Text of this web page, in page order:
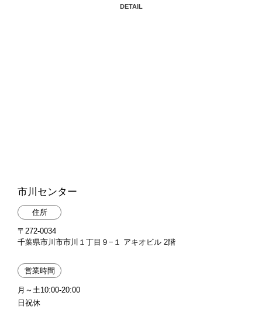
DETAIL
市川センター
住所
〒272-0034
千葉県市川市市川１丁目９−１ アキオビル 2階
営業時間
月～土10:00-20:00
日祝休